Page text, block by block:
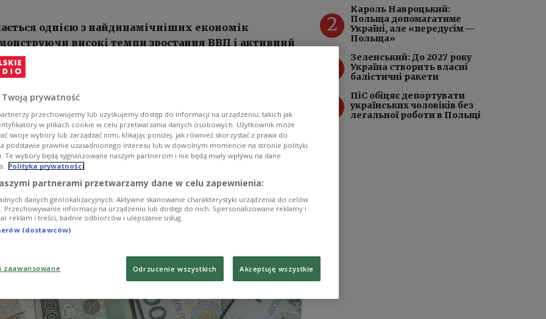
DEUTSCH
однією з найдинамічніших економік
високі темпи зростання ВВП і активний
Водночас країна стикається з рекордним
фінансів, уповільненням на ринку праці та
промислового виробництва. Польський уряд
оцінити вплив нових торговельних угод на
а представники бізнесу дедалі активніше
уже зараз готуватися до післявоєнної
та розширення економічної співпраці зі
2
Кароль Навроцький:
Польща допомагатиме
Україні, але «передусім —
Польща»
Зеленський: До 2027 року
Україна створить власні
балістичні ракети
ПіC обіцяє депортувати
українських чоловіків без
легальної роботи в Польщі
Twoją prywatność
przechowujemy lub uzyskujemy dostęp do informacji na urządzeniu, takich jak
w plikach cookie w celu przetwarzania danych osobowych. Użytkownik może
swoje wybory lub zarządzać nimi, klikając poniżej, jak również skorzystać z prawa do
podstawie prawnie uzasadnionego interesu lub w dowolnym momencie na stronie polityki
Te wybory będą sygnalizowane naszym partnerom i nie będą miały wpływu na dane
Polityka prywatności
partnerami przetwarzamy dane w celu zapewnienia:
danych geolokalizacyjnych. Aktywne skanowanie charakterystyki urządzenia do celów
Przechowywanie informacji na urządzeniu lub dostęp do nich. Spersonalizowane reklamy i
reklam i treści, badnie odbiorców i ulepszanie usług.
(dostawców)
zaawansowane Odrzucenie wszystkich Akceptuję wszystkie